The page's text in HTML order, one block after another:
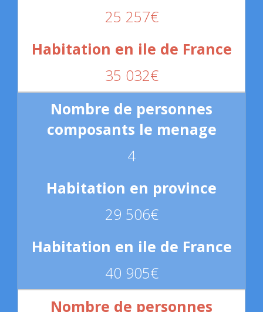
25 257€
35 032€
4
29 506€
40 905€